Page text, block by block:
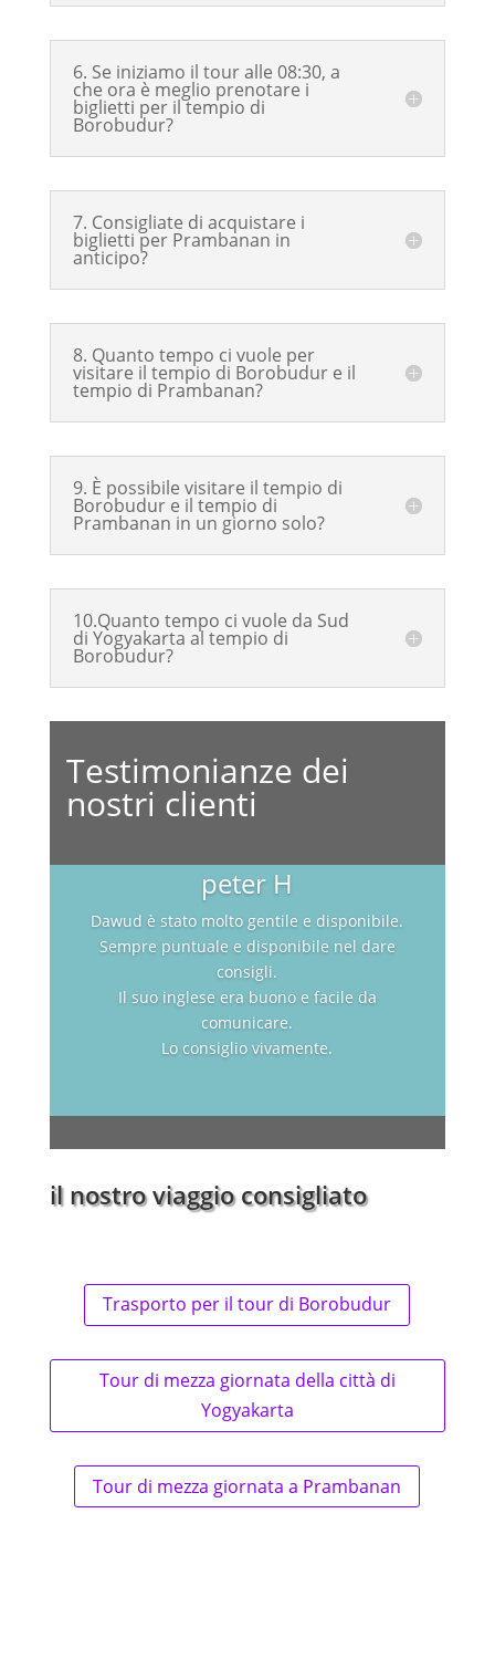
6. Se iniziamo il tour alle 08:30, a
che ora è meglio prenotare i
biglietti per il tempio di
Borobudur?
7. Consigliate di acquistare i
biglietti per Prambanan in
anticipo?
8. Quanto tempo ci vuole per
visitare il tempio di Borobudur e il
tempio di Prambanan?
9. È possibile visitare il tempio di
Borobudur e il tempio di
Prambanan in un giorno solo?
10.Quanto tempo ci vuole da Sud
di Yogyakarta al tempio di
Borobudur?
Testimonianze dei
nostri clienti
peter H
Dawud è stato molto gentile e disponibile.
Sempre puntuale e disponibile nel dare
consigli.
Il suo inglese era buono e facile da
comunicare.
Lo consiglio vivamente.
il nostro viaggio consigliato
Trasporto per il tour di Borobudur
Tour di mezza giornata della città di
Yogyakarta
Tour di mezza giornata a Prambanan